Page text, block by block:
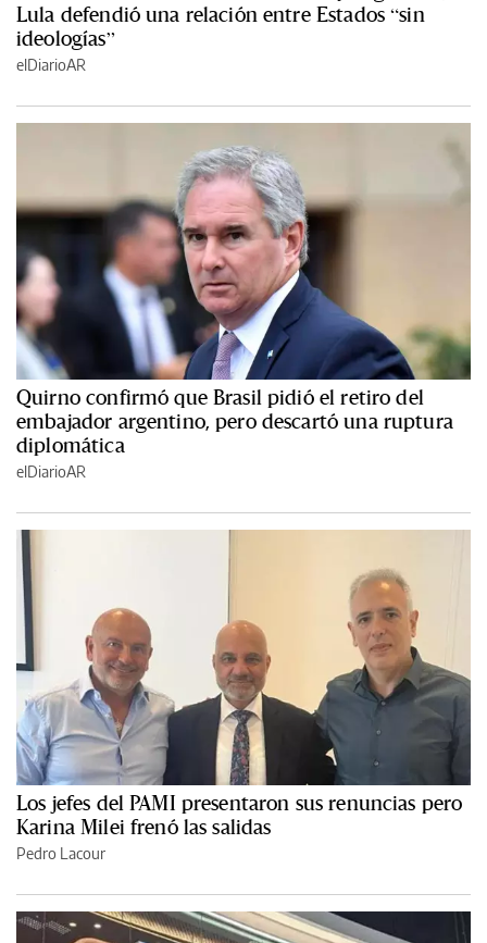
Lula defendió una relación entre Estados “sin
ideologías”
elDiarioAR
Quirno confirmó que Brasil pidió el retiro del
embajador argentino, pero descartó una ruptura
diplomática
elDiarioAR
Los jefes del PAMI presentaron sus renuncias pero
Karina Milei frenó las salidas
Pedro Lacour